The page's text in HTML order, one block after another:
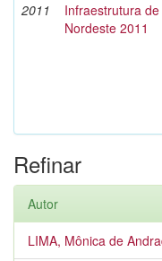
2011
Infraestrutura
Nordeste 2011
Refinar
Autor
LIMA, Mônica de